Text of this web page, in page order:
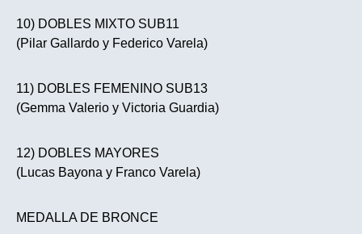
10) DOBLES MIXTO SUB11
(Pilar Gallardo y Federico Varela)
11) DOBLES FEMENINO SUB13
(Gemma Valerio y Victoria Guardia)
12) DOBLES MAYORES
(Lucas Bayona y Franco Varela)
MEDALLA DE BRONCE